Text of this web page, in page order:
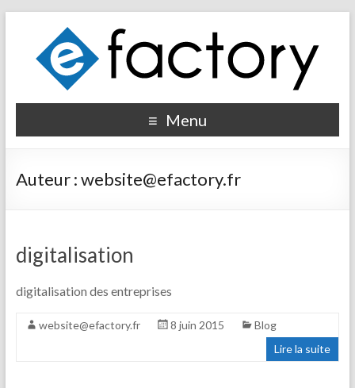
Menu
Auteur :website@efactory.fr
digitalisation
digitalisation des entreprises
website@efactory.fr 8 juin 2015
Blog
Lire la suite